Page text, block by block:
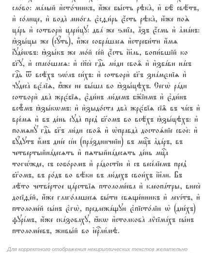
сло1во: мaлый и3сто1чникъ, и4же бы1сть рэкA, и3 бЁ свётъ,
и3 со1лнце, и3 водA мно1га. є3сfи1рь є4сть рэкA, ю4же поS
цaрь и3 сотвори2 цари1цу: двa же ѕм‡а, ѓзъ є4смь и3 ґмaнъ:
kзы1цы же (сyть), и5же собрaшасz и3стреби1ти и4мz
їуде1wвъ: kзы1къ же мо1й се1й є4сть ї}ль, вопи1вшій ко
бг7у, и3 спасо1шасz: и3 сп7се2 гDь лю1ди сво‰ и3 и3збaви нaсъ
гDь t всёхъ ѕHлъ си1хъ: и3 сотвори2 бг7ъ знaмєніz и3
чудесA вє1ліz, ±же не бы1ша во kзы1цэхъ. Сегw2 рaди
сотвори2 двA жрє1біz, є3ди1нъ лю1демъ б9іимъ и3 є3ди1нъ
всBмъ kзы1кwмъ: и3 и3зыдо1ста двA жрє1біz сі‰ въ чaсъ и3
вре1мz и3 въ де1нь судA пред8 бг7омъ во всёхъ kзы1цэхъ: и3
помzнY гDь бг7ъ лю1ди сво‰ и3 њправдA достоsніе свое2: и3
бyдутъ и5мъ днjе сjи (прaздничніи) въ мцcъ ґдaръ, въ
четвертыйнaдесzть и3 пzтыйнaдесzть де1нь мцcа
тогHжде, съ собо1ромъ и3 рaдостію и3 съ весе1ліемъ пред8
бг7омъ, въ ро1дъ во вёки въ лю1дехъ свои1хъ ї}ли. Въ
лёто четве1ртое цaрствіz птоломе1ева и3 клеопaтры, внесе2
досіfе1й, и4же глаго1лашесz бы1ти свzще1нникъ и3 леvjтъ, и3
птоломе1й сы1нъ є3гw2, предлежaщую є3пісто1лію њ (дне1хъ)
фурjмъ, ю4же скaзоваху, ћкw и3столковA лmсімaхъ сы1нъ
птоломе1евъ, живы1й во їеrли1мэ.
Для корректного отображения некириллических текстов желательно